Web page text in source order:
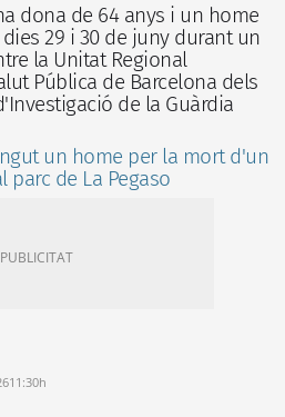
dona de 64 anys i un home
29 i 30 de juny durant un
la Unitat Regional
Pública de Barcelona dels
de la Guàrdia
un home per la mort d'un
parc de La Pegaso
11:30h